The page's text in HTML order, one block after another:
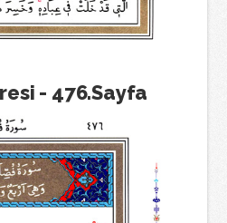
- 476.Sayfa